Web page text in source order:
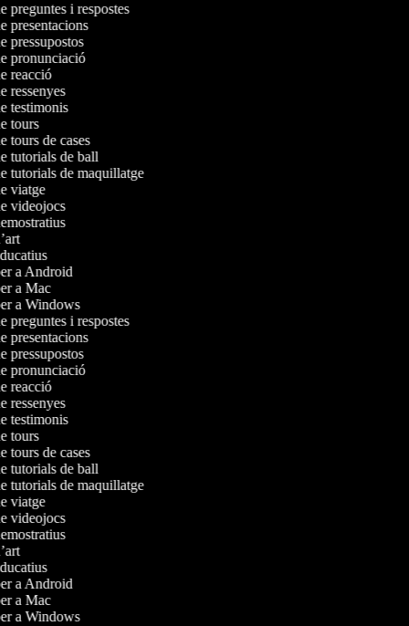
preguntes i respostes
presentacions
pressupostos
pronunciació
reacció
ressenyes
testimonis
tours
tours de cases
tutorials de ball
tutorials de maquillatge
viatge
videojocs
a Android
a Mac
a Windows
preguntes i respostes
presentacions
pressupostos
pronunciació
reacció
ressenyes
testimonis
tours
tours de cases
tutorials de ball
tutorials de maquillatge
viatge
videojocs
a Android
a Mac
a Windows